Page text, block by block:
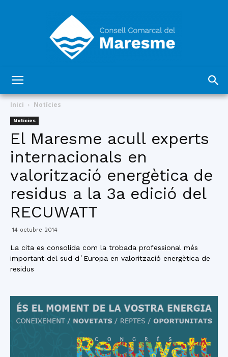
Comarcal
del
Inici Notícies
Notícies
El Maresme acull experts
internacionals en
valorització energètica de
residus a la 3a edició del
RECUWATT
14 octubre 2014
La cita es consolida com la trobada professional més
important del sud d´Europa en valorització energètica de
residus